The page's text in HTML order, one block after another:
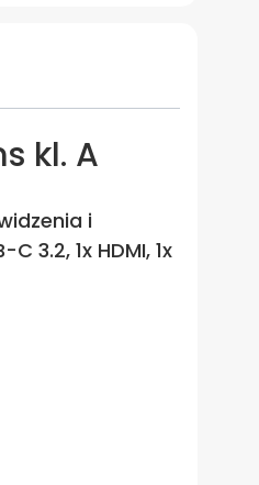
kl. A
i
3.2, 1x HDMI, 1x